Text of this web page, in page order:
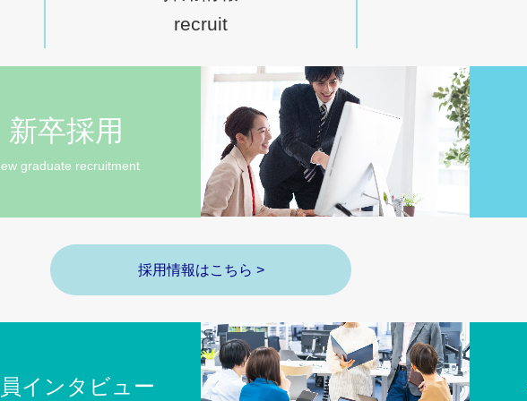
recruit
新卒採用
graduate recruitment
採用情報はこちら >
インタビュー